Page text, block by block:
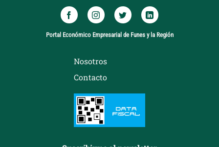
Portal Económico Empresarial de Funes y la Región
Nosotros
Contacto